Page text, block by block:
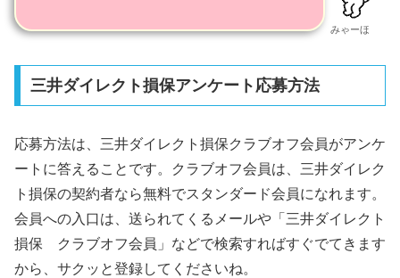
みゃーほ
三井ダイレクト損保アンケート応募方法
応募方法は、三井ダイレクト損保クラブオフ会員がアンケ
ートに答えることです。クラブオフ会員は、三井ダイレク
ト損保の契約者なら無料でスタンダード会員になれます。
会員への入口は、送られてくるメールや「三井ダイレクト
損保 クラブオフ会員」などで検索すればすぐでてきます
から、サクッと登録してくださいね。